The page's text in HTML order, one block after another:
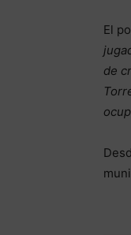
El
de